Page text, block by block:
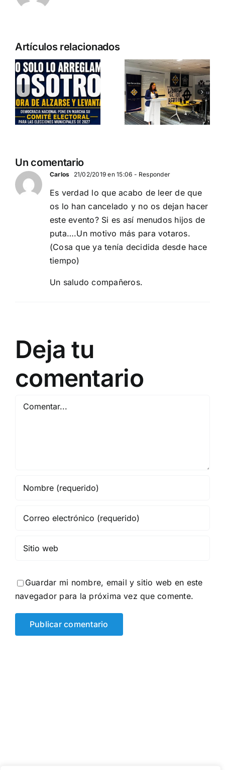
Artículos relacionados
Entrevista a
Jennifer
Amaro
Departamento Pro-Vida
DN en la
cumbre de
la APF en
Belgrado
(Serbia)
Un comentario
Carlos 21/02/2019 en 15:06 - Responder
Es verdad lo que acabo de leer de que
os lo han cancelado y no os dejan hacer
este evento? Si es así menudos hijos de
puta….Un motivo más para votaros.
(Cosa que ya tenía decidida desde hace
tiempo)
Un saludo compañeros.
Deja tu
comentario
Guardar mi nombre, email y sitio web en este
navegador para la próxima vez que comente.